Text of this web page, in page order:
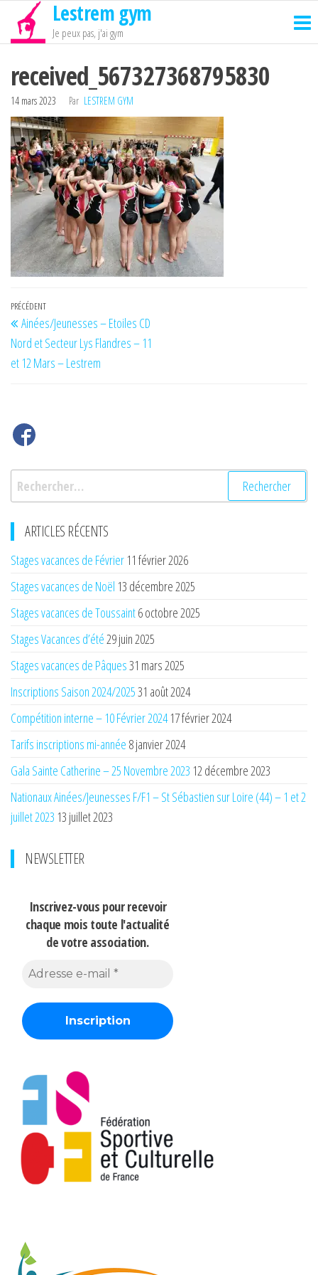
Passer
contenu
Lestrem gym
Je peux pas, j'ai gym
received_567327368795830
14 mars 2023 Par LESTREM GYM
Navigation
de
l’article
Article
précédent
PRÉCÉDENT
Ainées/Jeunesses – Etoiles CD
Nord et Secteur Lys Flandres – 11
et 12 Mars – Lestrem
Rechercher :
ARTICLES RÉCENTS
Stages vacances de Février 11 février 2026
Stages vacances de Noël 13 décembre 2025
Stages vacances de Toussaint6 octobre 2025
Stages Vacances d’été29 juin 2025
Stages vacances de Pâques31 mars 2025
Inscriptions Saison 2024/202531 août 2024
Compétition interne – 10 Février 2024 17 février 2024
Tarifs inscriptions mi-année 8 janvier 2024
Gala Sainte Catherine – 25 Novembre 2023 12 décembre 2023
Nationaux Ainées/Jeunesses F/F1 – St Sébastien sur Loire (44) – 1 et 2
juillet 2023 13 juillet 2023
NEWSLETTER
Inscrivez-vous pour recevoir
chaque mois toute l'actualité
de votre association.